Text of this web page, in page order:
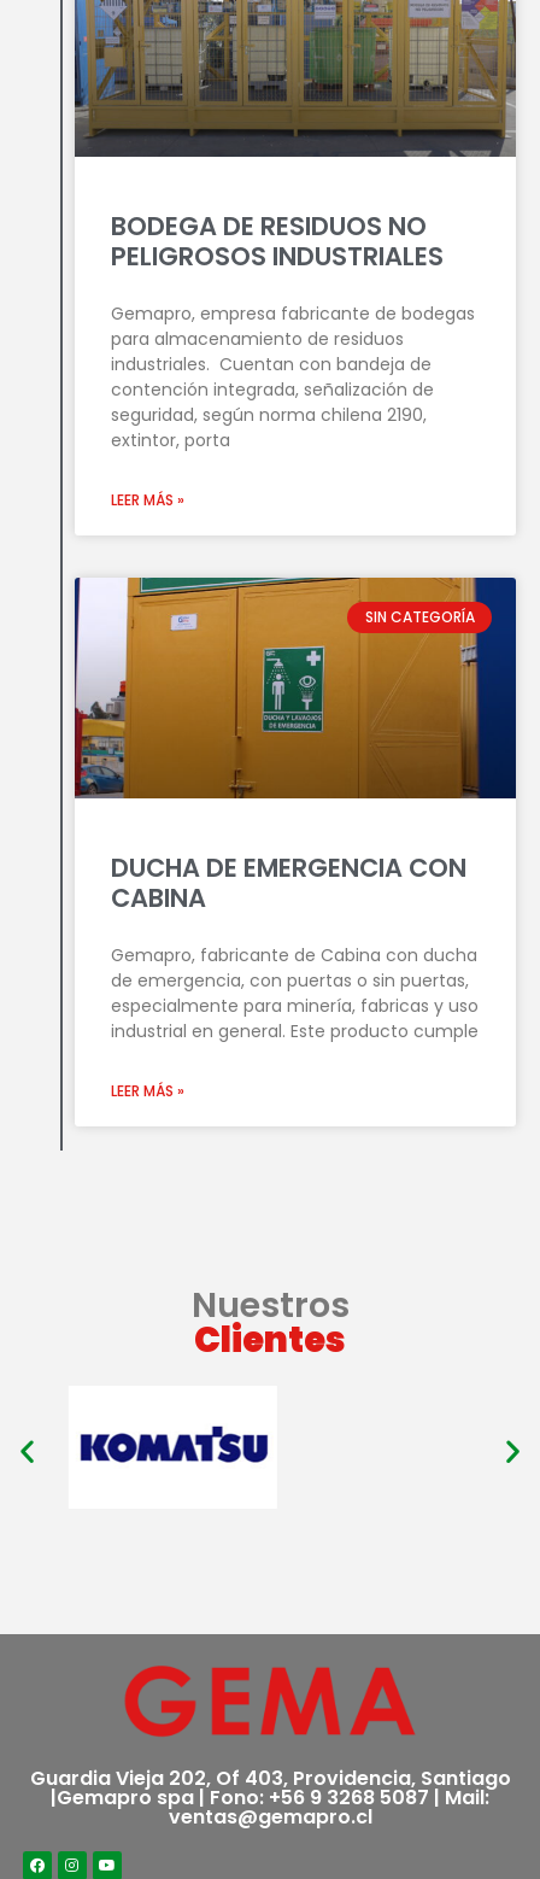
BODEGA DE RESIDUOS NO
PELIGROSOS INDUSTRIALES
Gemapro, empresa fabricante de bodegas
para almacenamiento de residuos
industriales. Cuentan con bandeja de
contención integrada, señalización de
seguridad, según norma chilena 2190,
extintor, porta
LEER MÁS »
SIN CATEGORÍA
DUCHA DE EMERGENCIA CON
CABINA
Gemapro, fabricante de Cabina con ducha
de emergencia, con puertas o sin puertas,
especialmente para minería, fabricas y uso
industrial en general. Este producto cumple
LEER MÁS »
Nuestros
Clientes
Guardia Vieja 202, Of 403, Providencia, Santiago
|Gemapro spa | Fono: +56 9 3268 5087 | Mail:
ventas@gemapro.cl